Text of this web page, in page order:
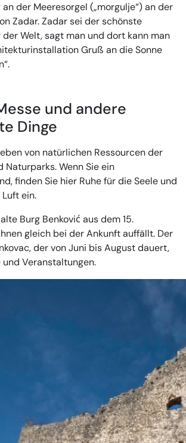
der Meeresorgel („morgulje“) an der
Zadar. Zadar sei der schönste
der Welt, sagt man und dort kann man
Gruß an die Sonne
und andere
Dinge
von natürlichen Ressourcen der
Naturparks. Wenn Sie ein
finden Sie hier Ruhe für die Seele und
ein.
Burg Benković aus dem 15.
gleich bei der Ankunft auffällt. Der
der von Juni bis August dauert,
und Veranstaltungen.